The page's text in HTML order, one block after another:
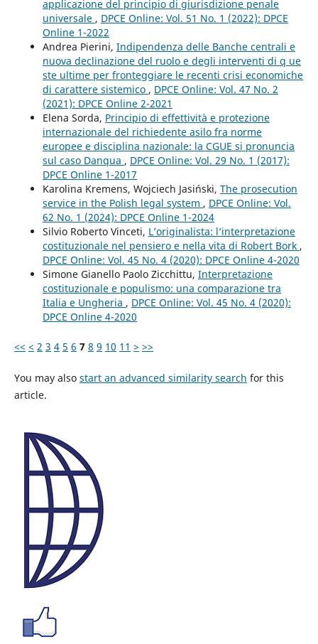
applicazione del principio di giurisdizione penale
universale , DPCE Online: Vol. 51 No. 1 (2022): DPCE
Online 1-2022
Andrea Pierini, Indipendenza delle Banche centrali e
nuova declinazione del ruolo e degli interventi di q ue
ste ultime per fronteggiare le recenti crisi economiche
di carattere sistemico , DPCE Online: Vol. 47 No. 2
(2021): DPCE Online 2-2021
Elena Sorda, Principio di effettività e protezione
internazionale del richiedente asilo fra norme
europee e disciplina nazionale: la CGUE si pronuncia
sul caso Danqua , DPCE Online: Vol. 29 No. 1 (2017):
DPCE Online 1-2017
Karolina Kremens, Wojciech Jasiński, The prosecution
service in the Polish legal system , DPCE Online: Vol.
62 No. 1 (2024): DPCE Online 1-2024
Silvio Roberto Vinceti, L’originalista: l’interpretazione
costituzionale nel pensiero e nella vita di Robert Bork ,
DPCE Online: Vol. 45 No. 4 (2020): DPCE Online 4-2020
Simone Gianello Paolo Zicchittu, Interpretazione
costituzionale e populismo: una comparazione tra
Italia e Ungheria , DPCE Online: Vol. 45 No. 4 (2020):
DPCE Online 4-2020
<< < 2 3 4 5 6 7 8 9 10 11 > >>
You may also start an advanced similarity search for this
article.